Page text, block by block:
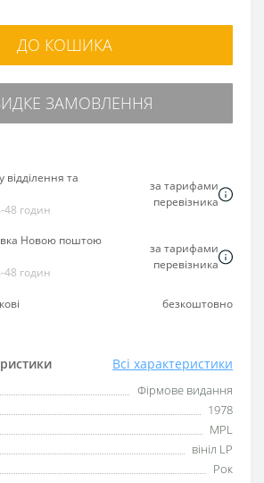
Всі характеристики
Фірмове видання
1978
MPL
вініл LP
Рок
ДО КОШИКА
ЗАМОВЛЕННЯ
та
48 годин
за тарифами
перевізника
Новою поштою
48 годин
за тарифами
перевізника
безкоштовно